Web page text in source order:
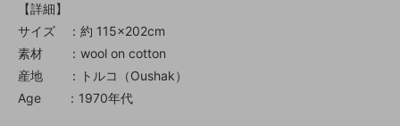
【詳細】
サイズ ：約 115×202cm
素材 ：wool on cotton
産地 ：トルコ（Oushak）
Age ：1970年代